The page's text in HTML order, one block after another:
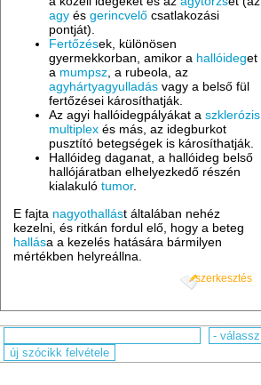
agy ésgerincvelő csatlakozási
pontját).
Fertőzések, különösen
gyermekkorban, amikor a hallóideget
a mumpsz, a rubeola, az
agyhártyagyulladás vagy a belső fül
fertőzései károsíthatják.
Az agyi hallóidegpályákat aszklerózis
multiplex és más, az idegburkot
pusztító betegségek is károsíthatják.
Hallóideg daganat, a hallóideg belső
hallójáratban elhelyezkedő részén
kialakulótumor.
E fajta nagyothallást általában nehéz
kezelni, és ritkán fordul elő, hogy a beteg
hallása a kezelés hatására bármilyen
mértékben helyreállna.
szerkesztés